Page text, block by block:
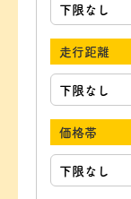
走行距離
価格帯